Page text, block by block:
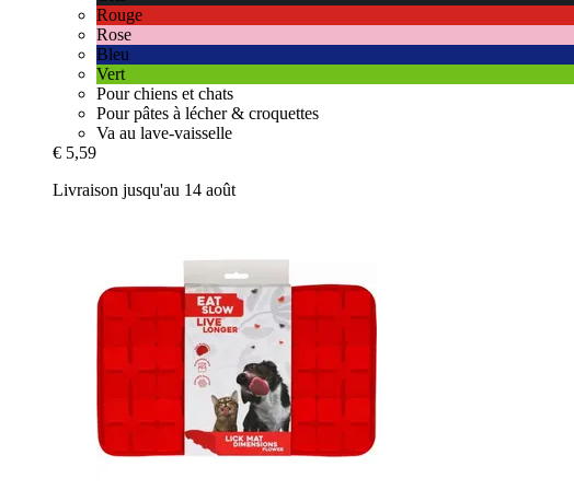
Rouge
Rose
Bleu
Vert
Pour chiens et chats
Pour pâtes à lécher & croquettes
Va au lave-vaisselle
€ 5,59
Livraison jusqu'au 14 août